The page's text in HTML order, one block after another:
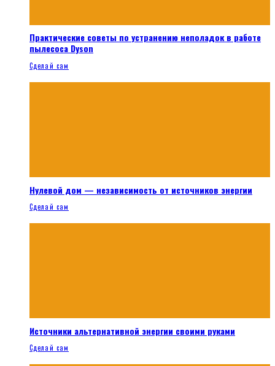
Практические советы по устранению неполадок в работе
пылесоса Dyson
Сделай сам
Нулевой дом — независимость от источников энергии
Сделай сам
Источники альтернативной энергии своими руками
Сделай сам